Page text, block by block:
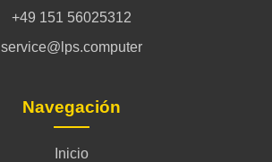
+49 151 56025312
service@lps.computer
Navegación
Inicio